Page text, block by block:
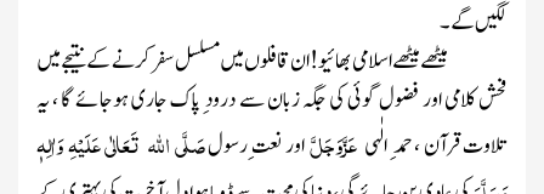
لگیں گے۔
میٹھے میٹھے اسلامی بھائیو!ان قافلوں میں مسلسل سفر کرنے کے نتیجے میں
فحش کلامی اور فضول گوئی کی جگہ زبان سے درود ِ پاک جاری ہوجائے گا ، یہ
تلاوت قرآن ، حمد ِ الٰہی عَزَّوَجَلَّاور نعت ِرسولصَلَّی اللہ تَعَالٰی عَلَیْہِ وَاٰلِہٖ